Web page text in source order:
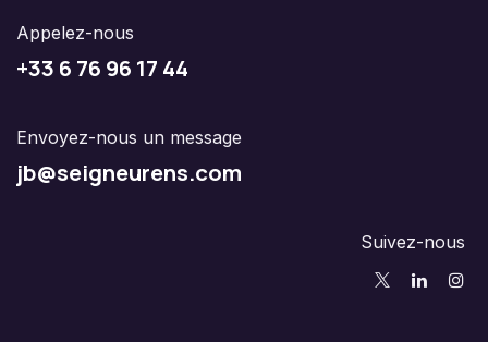
Appelez-nous
+33 6 76 96 17 44
Envoyez-nous un message
jb@seigneurens.com
Suivez-nous